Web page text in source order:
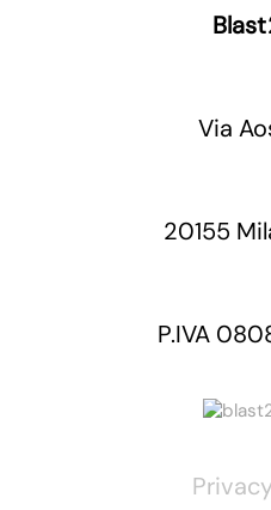
Via
20155
P.IVA